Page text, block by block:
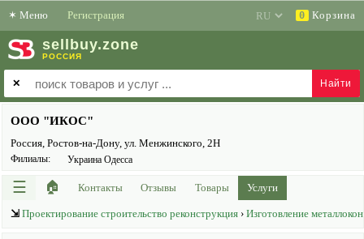
✶ Меню Регистрация 0 Корзина
sell buy.zone
РОССИЯ
✕
ООО "ИКОС"
Россия, Ростов-на-Дону, ул. Менжинского, 2Н
Филиалы: Украина Одесса
☰ 🏠 Контакты Отзывы Товары Услуги
⇲ Проектирование строительство реконструкция › Изготовление